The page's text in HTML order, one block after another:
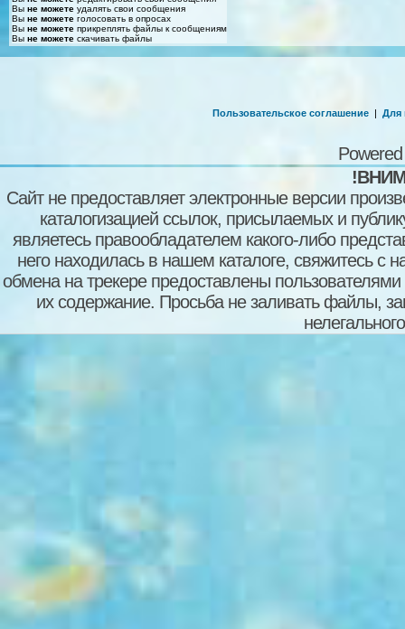
Вы не можете удалять свои сообщения
Вы не можете голосовать в опросах
Вы не можете прикреплять файлы к сообщениям
Вы не можете скачивать файлы
Пользовательское соглашение | Для
Сайт не предоставляет электронные версии
каталогизацией ссылок, присылаемых и
являетесь правообладателем какого-либо
него находилась в нашем каталоге, свяжитесь
обмена на трекере предоставлены пользователями
их содержание. Просьба не заливать файлы,